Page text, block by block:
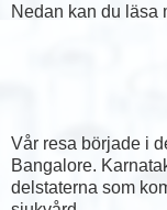
Nedan kan du läsa
Vår resa började i
Bangalore.
delstaterna som